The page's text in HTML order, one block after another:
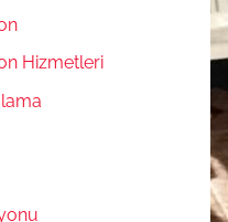
Hizmetleri